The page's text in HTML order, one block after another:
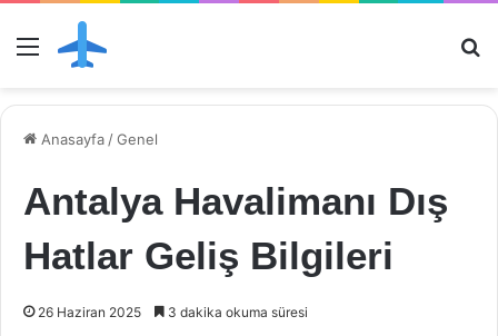
Menü
Anasayfa /Genel
Antalya Havalimanı Dış
Hatlar Geliş Bilgileri
26 Haziran 2025 3 dakika okuma süresi